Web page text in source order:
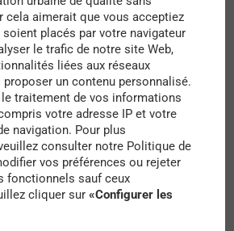
un véritable succès ; la
régionaux) a vendu 50 000
Verkehrsbetriebe (métros
130 000 en deux jours.
du projet s’élèvent à 2,5
l’Allemagne, et certains
le coût à terme d’un tel
les fortes affluences à
cela aimerait que vous acceptiez
placés par votre navigateur
le trafic de notre site Web,
liées aux réseaux
un contenu personnalisé.
traitement de vos informations
votre adresse IP et votre
navigation. Pour plus
consulter notre Politique de
vos préférences ou rejeter
fonctionnels sauf ceux
cliquer sur«Configurer les